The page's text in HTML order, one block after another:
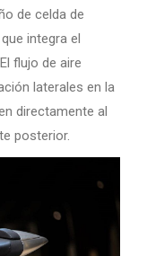
de celda de
integra el
flujo de aire
laterales en la
directamente al
posterior.